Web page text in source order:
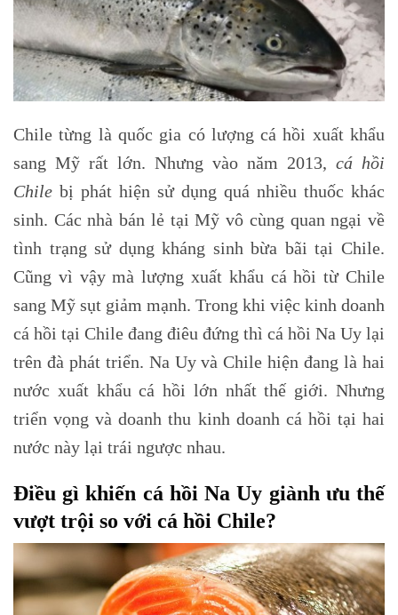
Chile từng là quốc gia có lượng cá hồi xuất khẩu
sang Mỹ rất lớn. Nhưng vào năm 2013, cá hồi
Chile bị phát hiện sử dụng quá nhiều thuốc khác
sinh. Các nhà bán lẻ tại Mỹ vô cùng quan ngại về
tình trạng sử dụng kháng sinh bừa bãi tại Chile.
Cũng vì vậy mà lượng xuất khẩu cá hồi từ Chile
sang Mỹ sụt giảm mạnh. Trong khi việc kinh doanh
cá hồi tại Chile đang điêu đứng thì cá hồi Na Uy lại
trên đà phát triển. Na Uy và Chile hiện đang là hai
nước xuất khẩu cá hồi lớn nhất thế giới. Nhưng
triển vọng và doanh thu kinh doanh cá hồi tại hai
nước này lại trái ngược nhau.
Điều gì khiến cá hồi Na Uy giành ưu thế
vượt trội so với cá hồi Chile?